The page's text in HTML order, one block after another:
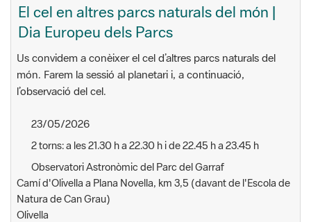
El cel en altres parcs naturals del món |
Dia Europeu dels Parcs
Us convidem a conèixer el cel d’altres parcs naturals del
món. Farem la sessió al planetari i, a continuació,
l’observació del cel.
23/05/2026
2 torns: a les 21.30 h a 22.30 h i de 22.45 h a 23.45 h
Observatori Astronòmic del Parc del Garraf
Camí d'Olivella a Plana Novella, km 3,5 (davant de l'Escola de
Natura de Can Grau)
Olivella